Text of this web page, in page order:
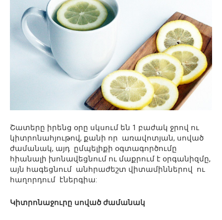
Շատերը իրենց օրը սկսում են 1 բաժակ ջրով ու
կիտրոնահյութով, քանի որ առավոտյան, սոված
ժամանակ, այդ ըմպելիքի օգտագործումը
հիանալի խոնավեցնում ու մաքրում է օրգանիզմը,
այն հագեցնում անհրաժեշտ վիտամիններով ու
հաղորդում էներգիա:
Կիտրոնաջուրը սոված ժամանակ